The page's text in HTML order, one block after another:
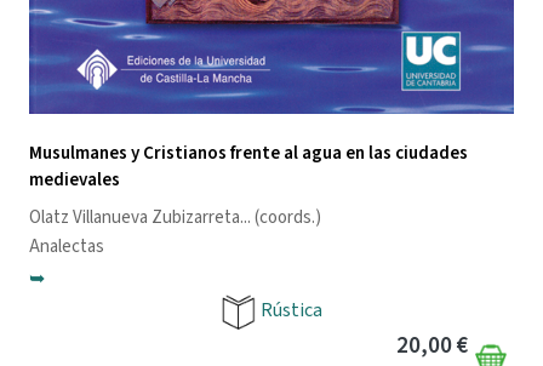
Musulmanes y Cristianos frente al agua en las ciudades
medievales
Olatz Villanueva Zubizarreta... (coords.)
Analectas
➥
Rústica
20,00 €